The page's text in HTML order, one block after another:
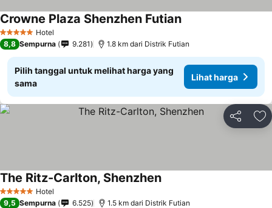
5 Bintang Hotel
Crowne Plaza Shenzhen FutianLihat harga
8,8 Sempurna 9.281 1.8 km dari Distrik Futian
Pilih tanggal untuk melihat harga yang
sama
Lihat harga
Bagikan
5 Bintang Hotel
The Ritz-Carlton, ShenzhenLihat harga
9,5 Sempurna 6.525 1.5 km dari Distrik Futian